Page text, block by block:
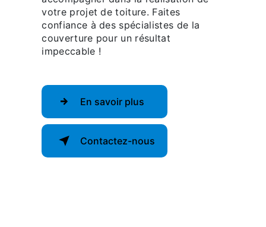
votre projet de toiture. Faites
confiance à des spécialistes de la
couverture pour un résultat
impeccable !
En savoir plus
Contactez-nous